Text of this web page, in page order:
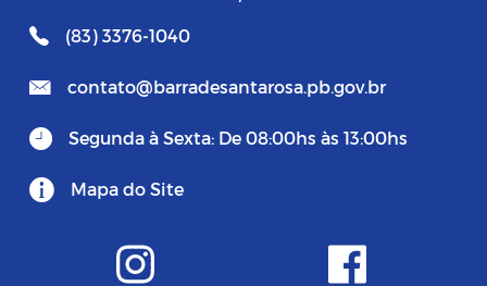
(83) 3376-1040
contato@barradesantarosa.pb.gov.br
Segunda à Sexta: De 08:00hs às 13:00hs
Mapa do Site